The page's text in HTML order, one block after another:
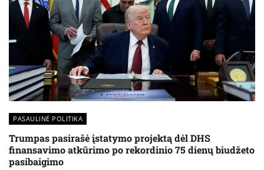
PASAULINĖ POLITIKA
Trumpas pasirašė įstatymo projektą dėl DHS
finansavimo atkūrimo po rekordinio 75 dienų biudžeto
pasibaigimo